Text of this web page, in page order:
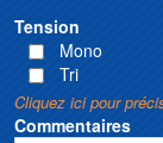
Tension
Mono
Tri
Cliquez ici pour
Commentaires